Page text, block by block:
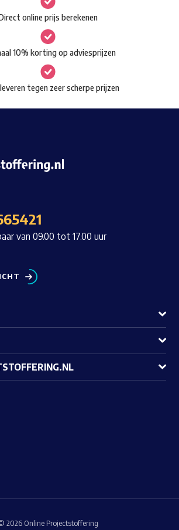
op zoek?
gekozen
worden
op
de
productpagina
online prijs berekenen
10% korting op adviesprijzen
tegen zeer scherpe prijzen
van 09.00 tot 17.00 uur
2026 Online Projectstoffering